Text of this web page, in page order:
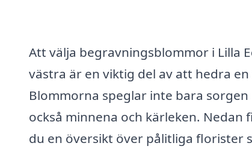
Att välja begravningsblommor i Lilla
västra är en viktig del av att hedra en
Blommorna speglar inte bara sorgen
också minnena och kärleken. Nedan
du en översikt över pålitliga florister